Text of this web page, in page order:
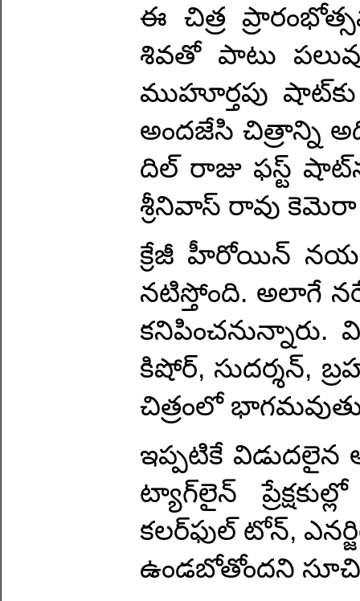
ఈ చిత్ర
శివతో పాటు
ముహూర్తపు
అందజేసి చిత్రాన్ని
దిల్ రాజు ఫస్ట్
శ్రీనివాస్ రావు
క్రేజీ హీరోయిన్
నటిస్తోంది. అలాగే
కనిపించనున్నారు.
కిషోర్, సుదర్శన్,
చిత్రంలో
ఇప్పటికే విడుదలైన
ట్యాగ్‌లైన్
కలర్‌ఫుల్ టోన్,
ఉండబోతోందని